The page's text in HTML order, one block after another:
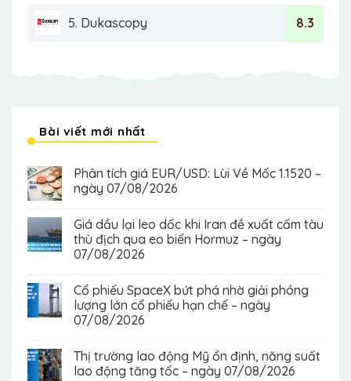
5. Dukascopy 8.3
Bài viết mới nhất
Phân tích giá EUR/USD: Lùi Về Mốc 1.1520 –
ngày 07/08/2026
Giá dầu lại leo dốc khi Iran đề xuất cấm tàu
thù địch qua eo biển Hormuz – ngày
07/08/2026
Cổ phiếu SpaceX bứt phá nhờ giải phóng
lượng lớn cổ phiếu hạn chế – ngày
07/08/2026
Thị trường lao động Mỹ ổn định, năng suất
lao động tăng tốc – ngày 07/08/2026